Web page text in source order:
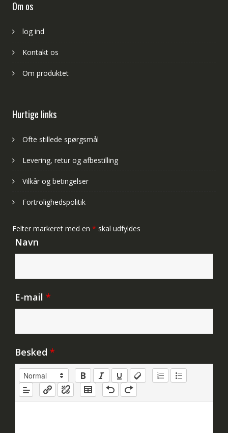
Om os
log ind
Kontakt os
Om produktet
Hurtige links
Ofte stillede spørgsmål
Levering, retur og afbestilling
Vilkår og betingelser
Fortrolighedspolitik
Felter markeret med en * skal udfyldes
Navn
E-mail *
Besked *